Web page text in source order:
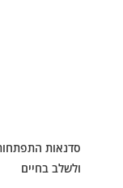
סדנאות
ולשלב בחיים